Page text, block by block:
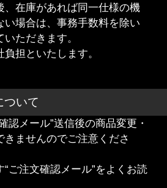
、在庫があれば同一仕様の機
い場合は、事務手数料を除い
ただきます。
担といたします。
ついて
認メール”送信後の商品変更・
きませんのでご注意くださ
ご注文確認メール”をよくお読